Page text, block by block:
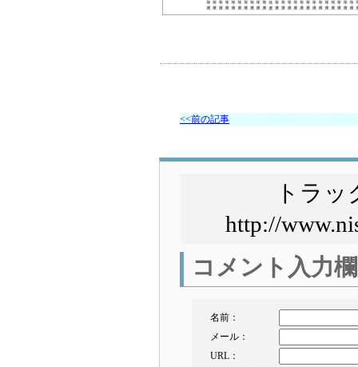
<<前の記事
トラ
http://
コメント入力欄
名前：
メール：
URL：